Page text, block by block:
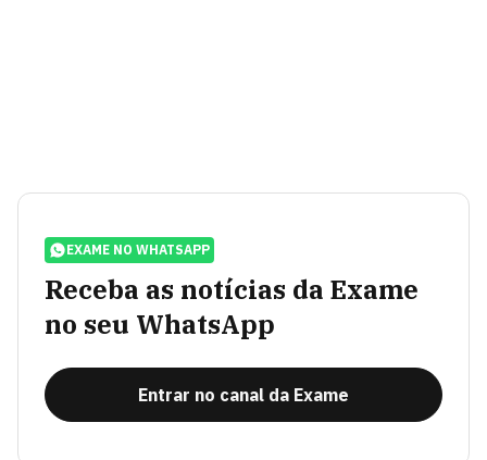
EXAME NO WHATSAPP
Receba as notícias da Exame
no seu WhatsApp
Entrar no canal da Exame